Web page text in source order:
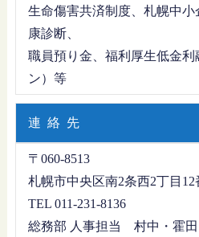
生命傷害共済制度、札幌中
康診断、
職員預り金、福利厚生低金
ン）等
連 絡 先
〒060-8513
札幌市中央区南2条西2丁目12
TEL 011-231-8136
総務部 人事担当 村中・霍田